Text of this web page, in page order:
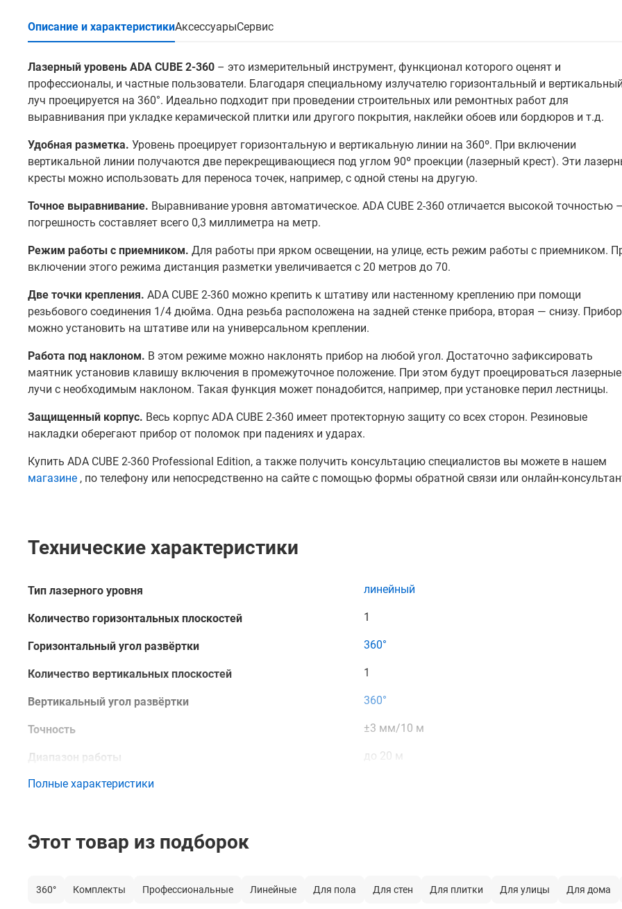
Описание и характеристикиАксессуарыСервис
Лазерный уровень ADA CUBE 2-360 – это измерительный инструмент, функционал которого оценят и
профессионалы, и частные пользователи. Благодаря специальному излучателю горизонтальный и
луч проецируется на 360°. Идеально подходит при проведении строительных или ремонтных работ для
выравнивания при укладке керамической плитки или другого покрытия, наклейки обоев или бордюров и т.д.
Удобная разметка. Уровень проецирует горизонтальную и вертикальную линии на 360º. При включении
вертикальной линии получаются две перекрещивающиеся под углом 90º проекции (лазерный крест). Эти
кресты можно использовать для переноса точек, например, с одной стены на другую.
Точное выравнивание. Выравнивание уровня автоматическое. ADA CUBE 2-360 отличается высокой точностью
погрешность составляет всего 0,3 миллиметра на метр.
Режим работы с приемником. Для работы при ярком освещении, на улице, есть режим работы с приемником.
включении этого режима дистанция разметки увеличивается с 20 метров до 70.
Две точки крепления. ADA CUBE 2-360 можно крепить к штативу или настенному креплению при помощи
резьбового соединения 1/4 дюйма. Одна резьба расположена на задней стенке прибора, вторая — снизу. Прибор
можно установить на штативе или на универсальном креплении.
Работа под наклоном. В этом режиме можно наклонять прибор на любой угол. Достаточно зафиксировать
маятник установив клавишу включения в промежуточное положение. При этом будут проецироваться лазерные
лучи с необходимым наклоном. Такая функция может понадобится, например, при установке перил лестницы.
Защищенный корпус. Весь корпус ADA CUBE 2-360 имеет протекторную защиту со всех сторон. Резиновые
накладки оберегают прибор от поломок при падениях и ударах.
Купить ADA CUBE 2-360 Professional Edition, а также получить консультацию специалистов вы можете в нашем
магазине , по телефону или непосредственно на сайте с помощью формы обратной связи или онлайн-
Технические характеристики
Тип лазерного уровня линейный
Количество горизонтальных плоскостей 1
Горизонтальный угол развёртки 360°
Количество вертикальных плоскостей 1
Вертикальный угол развёртки 360°
Точность ±3 мм/10 м
Диапазон работы до 20 м
Диапазон работы с приёмником
Тип компенсатора
Полные характеристики
Этот товар из подборок
360° Комплекты Профессиональные Линейные Для пола Для стен Для плитки Для улицы Для дома